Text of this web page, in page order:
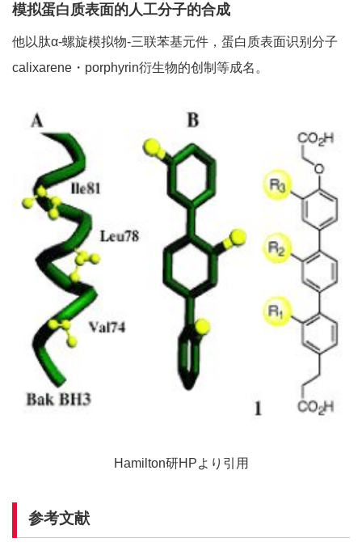
模拟蛋白质表面的人工分子的合成
他以肽α-螺旋模拟物-三联苯基元件，蛋白质表面识别分子
calixarene・porphyrin衍生物的创制等成名。
Hamilton研HPより引用
参考文献